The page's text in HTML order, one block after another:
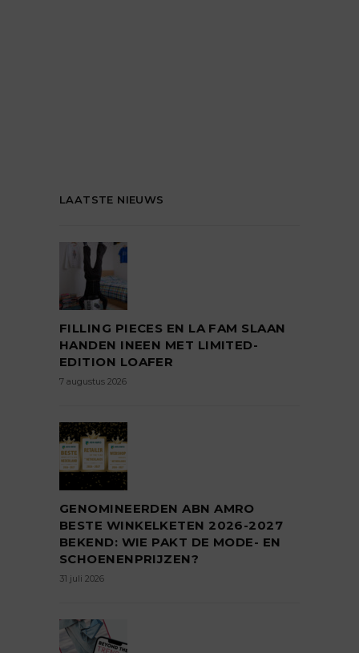
LAATSTE NIEUWS
FILLING PIECES EN LA FAM SLAAN
HANDEN INEEN MET LIMITED-
EDITION LOAFER
7 augustus 2026
GENOMINEERDEN ABN AMRO
BESTE WINKELKETEN 2026-2027
BEKEND: WIE PAKT DE MODE- EN
SCHOENENPRIJZEN?
31 juli 2026